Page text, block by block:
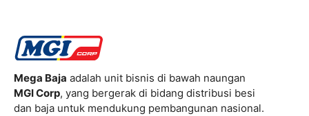
Mega Baja adalah unit bisnis di bawah naungan
MGI Corp, yang bergerak di bidang distribusi besi
dan baja untuk mendukung pembangunan nasional.